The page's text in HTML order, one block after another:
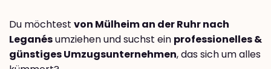
Du möchtest von Mülheim an der Ruhr nach
Leganésumziehen und suchst ein professionelles &
günstiges Umzugsunternehmen, das sich um alles